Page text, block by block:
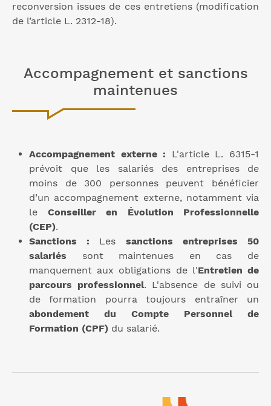
reconversion issues de ces entretiens (modification
de l’article L. 2312-18).
Accompagnement et sanctions
maintenues
Accompagnement externe : L'article L. 6315-1
prévoit que les salariés des entreprises de
moins de 300 personnes peuvent bénéficier
d’un accompagnement externe, notamment via
le Conseiller en Évolution Professionnelle
(CEP).
Sanctions : Les sanctions entreprises 50
salariés sont maintenues en cas de
manquement aux obligations de l'Entretien de
parcours professionnel. L'absence de suivi ou
de formation pourra toujours entraîner un
abondement du Compte Personnel de
Formation (CPF) du salarié.